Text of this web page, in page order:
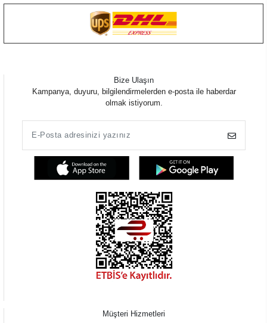
Bize Ulaşın
Kampanya, duyuru, bilgilendirmelerden e-posta ile haberdar
olmak istiyorum.
Müşteri Hizmetleri